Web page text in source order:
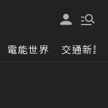
電能世界 交通新訊